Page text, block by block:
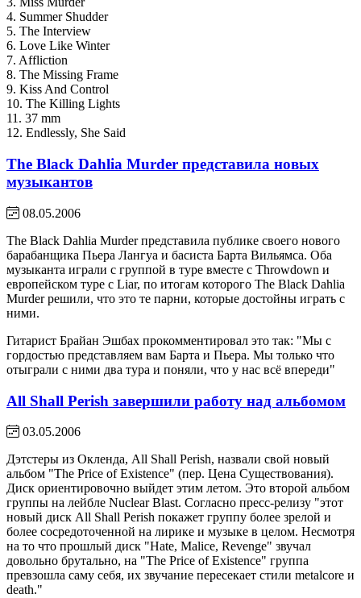
4. Summer Shudder
5. The Interview
6. Love Like Winter
7. Affliction
8. The Missing Frame
9. Kiss And Control
10. The Killing Lights
11. 37 mm
12. Endlessly, She Said
The Black Dahlia Murder представила новых
музыкантов
08.05.2006
The Black Dahlia Murder представила публике своего нового
барабанщика Пьера Лангуа и басиста Барта Вильямса. Оба
музыканта играли с группой в туре вместе с Throwdown и
европейском туре с Liar, по итогам которого The Black Dahlia
Murder решили, что это те парни, которые достойны играть с
ними.
Гитарист Брайан Эшбах прокомментировал это так: "Мы с
гордостью представляем вам Барта и Пьера. Мы только что
отыграли с ними два тура и поняли, что у нас всё впереди"
All Shall Perish завершили работу над альбомом
03.05.2006
Дэтстеры из Окленда, All Shall Perish, назвали свой новый
альбом "The Price of Existence" (пер. Цена Существования).
Диск ориентировочно выйдет этим летом. Это второй альбом
группы на лейбле Nuclear Blast. Согласно пресс-релизу "этот
новый диск All Shall Perish покажет группу более зрелой и
более сосредоточенной на лирике и музыке в целом. Несмотря
на то что прошлый диск "Hate, Malice, Revenge" звучал
довольно брутально, на "The Price of Existence" группа
превзошла саму себя, их звучание пересекает стили metalcore и
death."